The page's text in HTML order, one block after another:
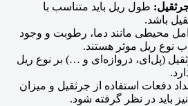
طول ریل باید متناسب با
باشد.
محیطی مانند دما، رطوبت و وجود
نوع ریل موثر هستند.
(پل‌ای، دروازه‌ای و …) بر نوع ریل
دفعات استفاده از جرثقیل و میزان
باید در نظر گرفته شود.